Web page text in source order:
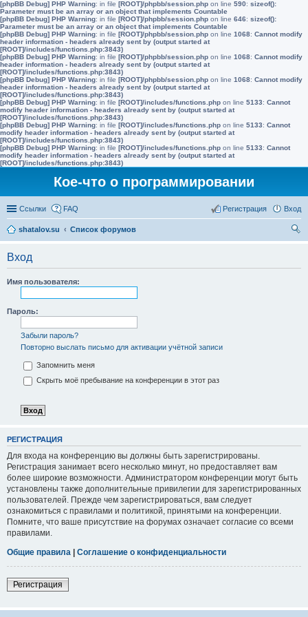
[phpBB Debug] PHP Warning: in file [ROOT]/phpbb/session.php on line 590: sizeof():
Parameter must be an array or an object that implements Countable
[phpBB Debug] PHP Warning: in file [ROOT]/phpbb/session.php on line 646: sizeof():
Parameter must be an array or an object that implements Countable
[phpBB Debug] PHP Warning: in file [ROOT]/phpbb/session.php on line 1068: Cannot modify
header information - headers already sent by (output started at
[ROOT]/includes/functions.php:3843)
[phpBB Debug] PHP Warning: in file [ROOT]/phpbb/session.php on line 1068: Cannot modify
header information - headers already sent by (output started at
[ROOT]/includes/functions.php:3843)
[phpBB Debug] PHP Warning: in file [ROOT]/phpbb/session.php on line 1068: Cannot modify
header information - headers already sent by (output started at
[ROOT]/includes/functions.php:3843)
[phpBB Debug] PHP Warning: in file [ROOT]/includes/functions.php on line 5133: Cannot
modify header information - headers already sent by (output started at
[ROOT]/includes/functions.php:3843)
[phpBB Debug] PHP Warning: in file [ROOT]/includes/functions.php on line 5133: Cannot
modify header information - headers already sent by (output started at
[ROOT]/includes/functions.php:3843)
[phpBB Debug] PHP Warning: in file [ROOT]/includes/functions.php on line 5133: Cannot
modify header information - headers already sent by (output started at
[ROOT]/includes/functions.php:3843)
Кое-что о программировании
Ссылки FAQ Вход
Регистрация
shatalov.su
Список форумов
Вход
Имя пользователя:
Пароль:
Забыли пароль?
Повторно выслать письмо для активации учётной записи
Запомнить меня
Скрыть моё пребывание на конференции в этот раз
РЕГИСТРАЦИЯ
Для входа на конференцию вы должны быть зарегистрированы.
Регистрация занимает всего несколько минут, но предоставляет вам
более широкие возможности. Администратором конференции могут быть
установлены также дополнительные привилегии для зарегистрированных
пользователей. Прежде чем зарегистрироваться, вам следует
ознакомиться с правилами и политикой, принятыми на конференции.
Помните, что ваше присутствие на форумах означает согласие со всеми
правилами.
Общие правила | Соглашение о конфиденциальности
Регистрация